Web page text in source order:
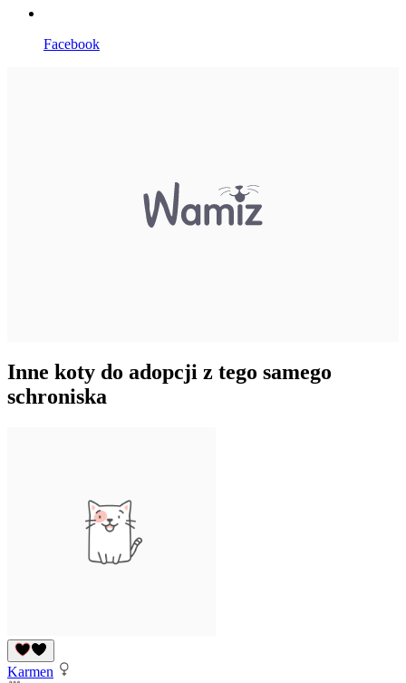
Facebook
Inne koty do adopcji z tego samego
schroniska
Karmen